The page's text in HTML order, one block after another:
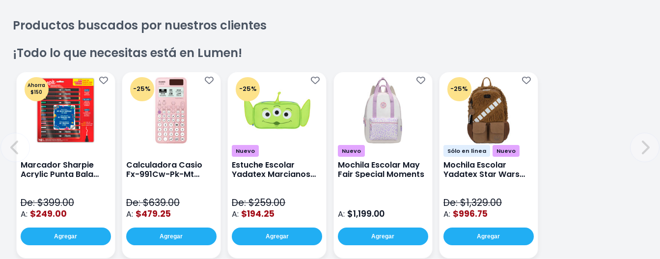
Productos buscados por nuestros clientes
¡Todo lo que necesitas está en Lumen!
Ahorra
$150
Marcador Sharpie
Acrylic Punta Bala
De: $399.00
A: $249.00
Agregar
-25%
Calculadora Casio
Fx-991Cw-Pk-Mt
De: $639.00
A: $479.25
Agregar
-25%
Nuevo
Estuche Escolar
Yadatex Marcianos
De: $259.00
A: $194.25
Agregar
Nuevo
Mochila Escolar May
Fair Special Moments
A: $1,199.00
Agregar
-25%
Sólo en línea Nuevo
Mochila Escolar
Yadatex Star Wars
De: $1,329.00
A: $996.75
Agregar